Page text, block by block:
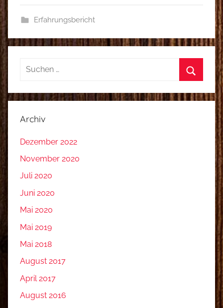
Erfahrungsbericht
Suchen
Suchen
Archiv
Dezember 2022
November 2020
Juli 2020
Juni 2020
Mai 2020
Mai 2019
Mai 2018
August 2017
April 2017
August 2016